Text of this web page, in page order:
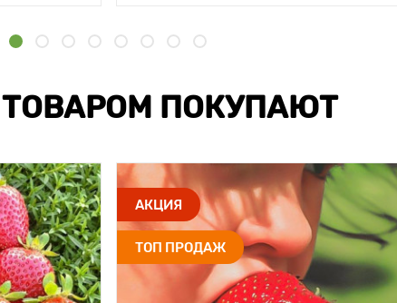
ПОКУПАЮТ
АКЦИЯ
ТОП ПРОДАЖ